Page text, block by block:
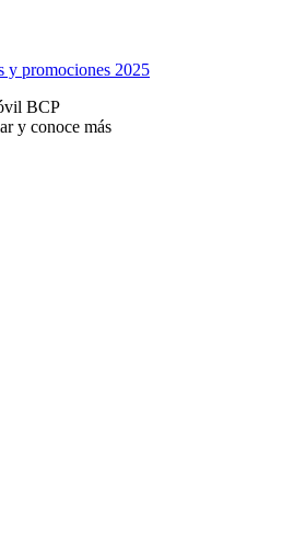
y promociones 2025
BCP
y conoce más